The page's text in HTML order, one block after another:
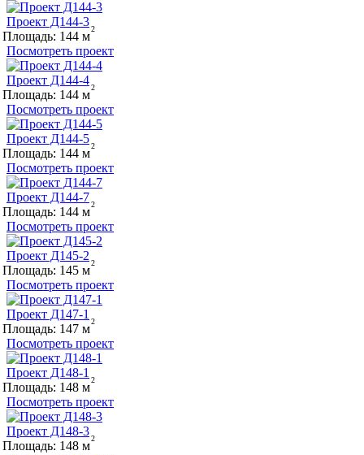
Проект Д144-3
Площадь: 144
Посмотреть проект
Проект Д144-4
Площадь: 144
Посмотреть проект
Проект Д144-5
Площадь: 144
Посмотреть проект
Проект Д144-7
Площадь: 144
Посмотреть проект
Проект Д145-2
Площадь: 145
Посмотреть проект
Проект Д147-1
Площадь: 147
Посмотреть проект
Проект Д148-1
Площадь: 148
Посмотреть проект
Проект Д148-3
Площадь: 148